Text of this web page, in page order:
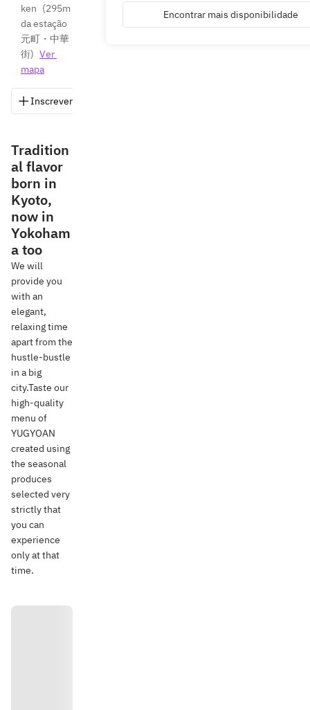
ken (295m
da estação
元町・中華
街) Ver
mapa
Inscrever-se
Tradition
al flavor
born in
Kyoto,
now in
Yokoham
a too
We will
provide you
with an
elegant,
relaxing time
apart from the
hustle-bustle
in a big
city.Taste our
high-quality
menu of
YUGYOAN
created using
the seasonal
produces
selected very
strictly that
you can
experience
only at that
time.
Encontrar mais disponibilidade